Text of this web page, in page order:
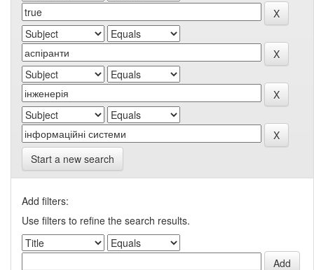
Start a new search
Add filters:
Use filters to refine the search results.